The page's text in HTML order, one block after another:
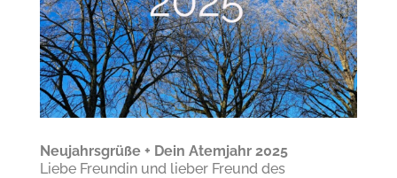
Neujahrsgrüße + Dein Atemjahr 2025
Liebe Freundin und lieber Freund des